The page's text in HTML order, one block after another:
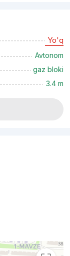
Yo'q
Avtonom
gaz bloki
3.4 m